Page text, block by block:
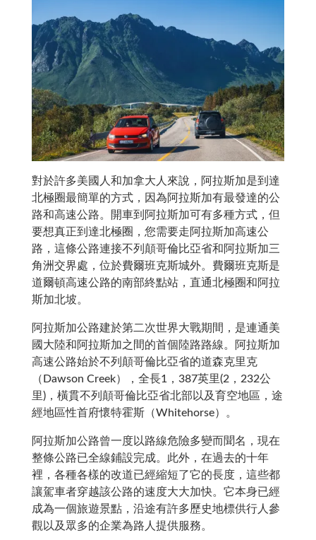
對於許多美國人和加拿大人來說，阿拉斯加是到達
北極圈最簡單的方式，因為阿拉斯加有最發達的公
路和高速公路。開車到阿拉斯加可有多種方式，但
要想真正到達北極圈，您需要走阿拉斯加高速公
路，這條公路連接不列顛哥倫比亞省和阿拉斯加三
角洲交界處，位於費爾班克斯城外。費爾班克斯是
道爾頓高速公路的南部終點站，直通北極圈和阿拉
斯加北坡。
阿拉斯加公路建於第二次世界大戰期間，是連通美
國大陸和阿拉斯加之間的首個陸路路線。阿拉斯加
高速公路始於不列顛哥倫比亞省的道森克里克
（Dawson Creek），全長1，387英里(2，232公
里)，橫貫不列顛哥倫比亞省北部以及育空地區，途
經地區性首府懷特霍斯（Whitehorse）。
阿拉斯加公路曾一度以路線危險多變而聞名，現在
整條公路已全線鋪設完成。此外，在過去的十年
裡，各種各樣的改道已經縮短了它的長度，這些都
讓駕車者穿越該公路的速度大大加快。它本身已經
成為一個旅遊景點，沿途有許多歷史地標供行人參
觀以及眾多的企業為路人提供服務。